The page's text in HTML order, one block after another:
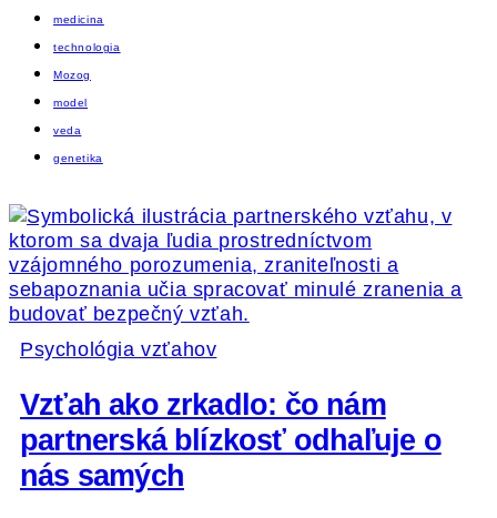
medicina
technologia
Mozog
model
veda
genetika
Psychológia vzťahov
Vzťah ako zrkadlo: čo nám
partnerská blízkosť odhaľuje o
nás samých